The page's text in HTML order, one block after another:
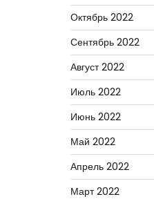
Октябрь 2022
Сентябрь 2022
Август 2022
Июль 2022
Июнь 2022
Май 2022
Апрель 2022
Март 2022